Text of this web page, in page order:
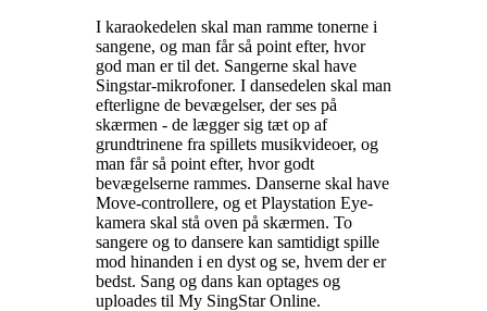
I karaokedelen skal man ramme tonerne i
sangene, og man får så point efter, hvor
god man er til det. Sangerne skal have
Singstar-mikrofoner. I dansedelen skal man
efterligne de bevægelser, der ses på
skærmen - de lægger sig tæt op af
grundtrinene fra spillets musikvideoer, og
man får så point efter, hvor godt
bevægelserne rammes. Danserne skal have
Move-controllere, og et Playstation Eye-
kamera skal stå oven på skærmen. To
sangere og to dansere kan samtidigt spille
mod hinanden i en dyst og se, hvem der er
bedst. Sang og dans kan optages og
uploades til My SingStar Online.